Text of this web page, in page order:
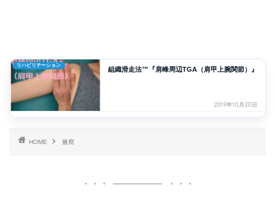
リハビリテーション
組織滑走法™『肩峰周辺TGA（肩甲上腕関節）』
2019年10月20日
HOME 腋窩